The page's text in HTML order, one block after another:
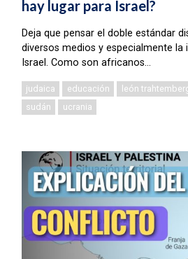
hay lugar para Israel?
Deja que pensar el doble estándar
diversos medios y especialmente la
Israel. Como son africanos…
judaica educación león
sudán
ucrania